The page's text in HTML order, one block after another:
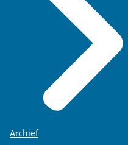
Archief